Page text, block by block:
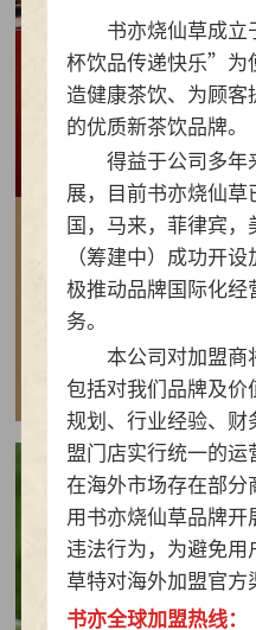
2026-07-30
做实亲民茶饮！书亦烧
下2026新茶饮TOP10
查看详情
书亦烧仙草成
杯饮品传递快乐”为
造健康茶饮、为顾客
的优质新茶饮品牌。
得益于公司多年
展，目前书亦烧仙草
国，马来，菲律宾，
（筹建中）成功开
极推动品牌国际化经
务。
本公司对加盟商
包括对我们品牌及价
规划、行业经验、财
盟门店实行统一的运
在海外市场存在部分
用书亦烧仙草品牌开
违法行为，为避免用
草特对海外加盟官方
书亦全球加盟热线：